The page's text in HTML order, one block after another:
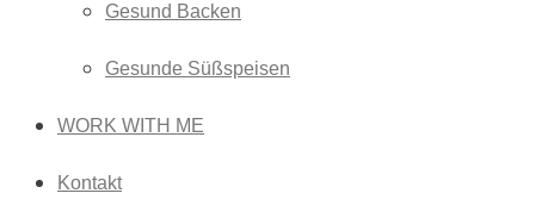
Gesund Backen
Gesunde Süßspeisen
WORK WITH ME
Kontakt